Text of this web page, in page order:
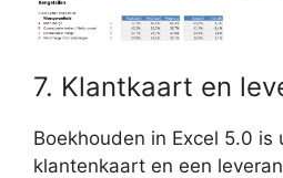
7. Klantkaart en
Boekhouden in Excel 5.0
klantenkaart en een